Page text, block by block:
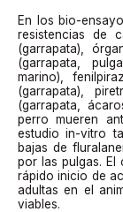
En los bio-
resistencias de
(garrapata),
(garrapata,
marino),
(garrapata),
(garrapata,
perro mueren
estudio in-vitro
bajas de
por las pulgas. El
rápido inicio de
adultas en el
viables.